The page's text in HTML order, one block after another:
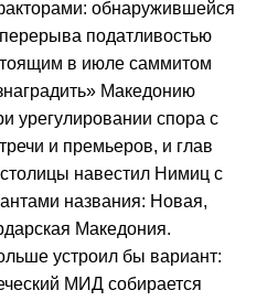
обнаружившейся
податливостью
в июле саммитом
Македонию
урегулировании спора с
и премьеров, и глав
навестил Нимиц с
названия: Новая,
Македония.
устроил бы вариант:
МИД собирается